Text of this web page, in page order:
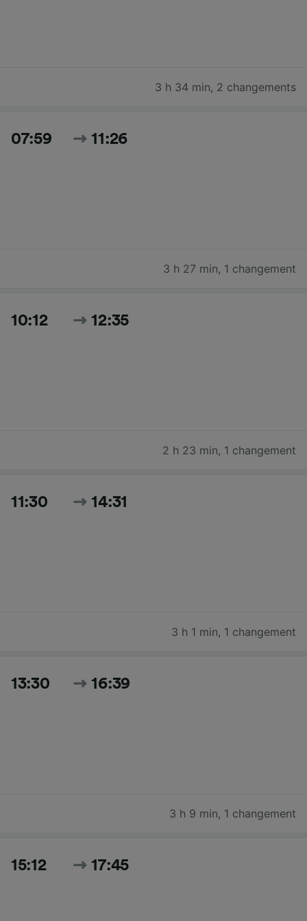
3 h 34 min, 2 changements
07:59 11:26
3 h 27 min, 1 changement
10:12 12:35
2 h 23 min, 1 changement
11:30 14:31
3 h 1 min, 1 changement
13:30 16:39
3 h 9 min, 1 changement
15:12 17:45